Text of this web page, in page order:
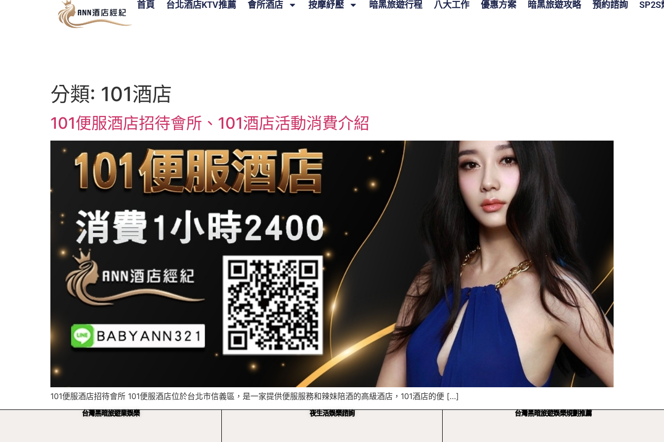
首頁 台北酒店KTV推薦 會所酒店 按摩紓壓 暗黑旅遊行程 八大工作 優惠方案 暗黑旅遊攻略 預約諮詢 SP2S
分類: 101酒店
101便服酒店招待會所、101酒店活動消費介紹
101便服酒店招待會所 101便服酒店位於台北市信義區，是一家提供便服服務和辣妹陪酒的高級酒店，101酒店的便 […]
台灣黑暗旅遊業娛樂 夜生活娛樂諮詢 台灣黑暗旅遊娛樂規劃推薦